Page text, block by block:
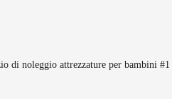
noleggio attrezzature per bambini